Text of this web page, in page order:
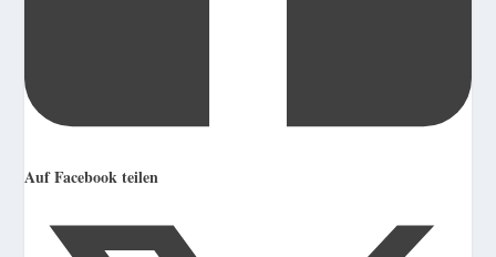
Auf Facebook teilen